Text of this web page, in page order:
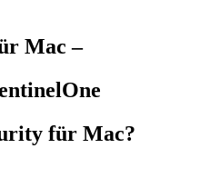
für Mac?